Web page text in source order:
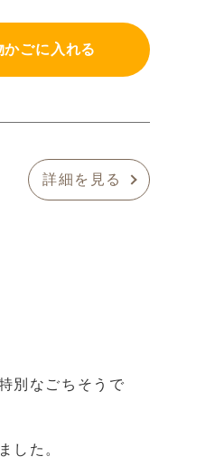
かごに入れる
詳細を見る
別なごちそうで
した。